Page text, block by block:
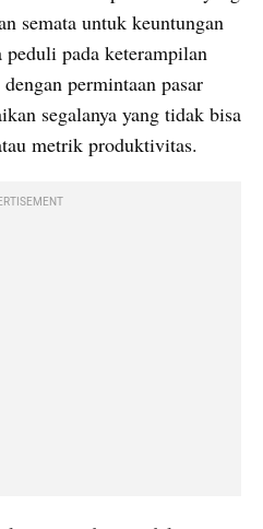
semata untuk keuntungan
pada keterampilan
permintaan pasar
segalanya yang tidak bisa
metrik produktivitas.